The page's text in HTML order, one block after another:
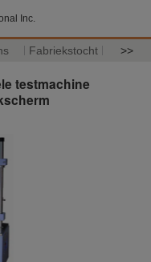
Inc.
Fabriekstocht >>
testmachine